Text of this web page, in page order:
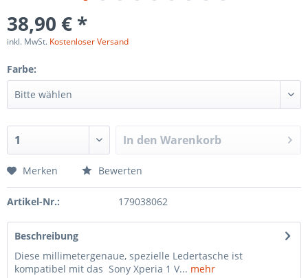
38,90 € *
inkl. MwSt. Kostenloser Versand
Farbe:
In den Warenkorb
Merken Bewerten
Artikel-Nr.: 179038062
Beschreibung
Diese millimetergenaue, spezielle Ledertasche ist
kompatibel mit das Sony Xperia 1 V... mehr